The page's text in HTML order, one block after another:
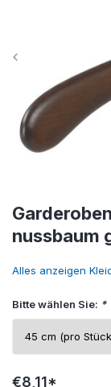
nussbaum
Alles anzeigen
Bitte wählen Sie: *
€8,11*